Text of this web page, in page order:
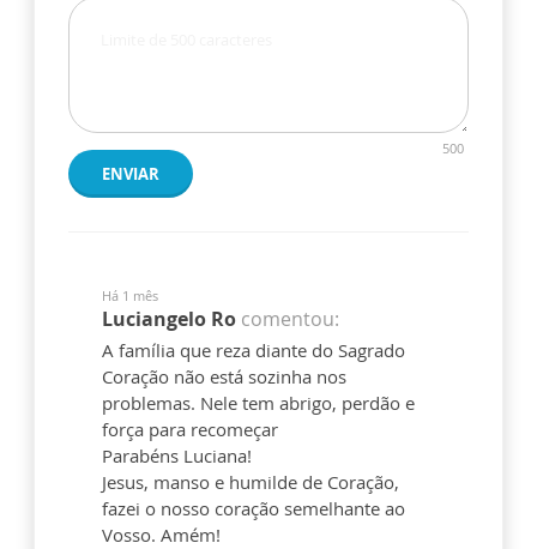
500
ENVIAR
Há 1 mês
Luciangelo Ro comentou:
A família que reza diante do Sagrado
Coração não está sozinha nos
problemas. Nele tem abrigo, perdão e
força para recomeçar
Parabéns Luciana!
Jesus, manso e humilde de Coração,
fazei o nosso coração semelhante ao
Vosso. Amém!